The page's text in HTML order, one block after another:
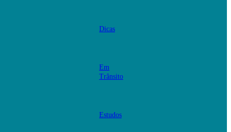
Dicas
Em
Trânsito
Estudos